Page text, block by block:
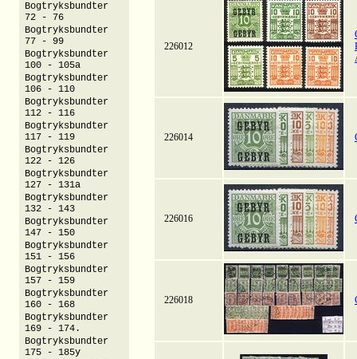
226012
226014
226016
226018
Bogtryksbundter
72 - 76
Bogtryksbundter
77 - 99
Bogtryksbundter
100 - 105a
Bogtryksbundter
106 - 110
Bogtryksbundter
112 - 116
Bogtryksbundter
117 - 119
Bogtryksbundter
122 - 126
Bogtryksbundter
127 - 131a
Bogtryksbundter
132 - 143
Bogtryksbundter
147 - 150
Bogtryksbundter
151 - 156
Bogtryksbundter
157 - 159
Bogtryksbundter
160 - 168
Bogtryksbundter
169 - 174.
Bogtryksbundter
175 - 185y